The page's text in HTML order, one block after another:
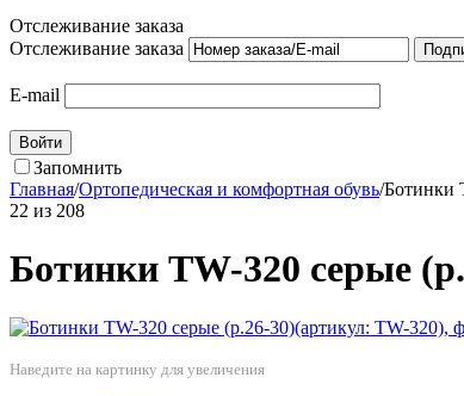
Отслеживание заказа
Отслеживание заказа
E-mail
Войти
Запомнить
Главная/Ортопедическая и комфортная обувь/Ботинки
22 из 208
Ботинки TW-320 серые
Наведите на картинку для увеличения